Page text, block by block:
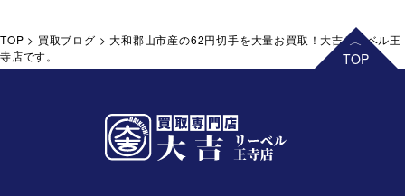
TOP > 買取ブログ >大和郡山市産の62円切手を大量お買取！大吉リーベル王
寺店です。